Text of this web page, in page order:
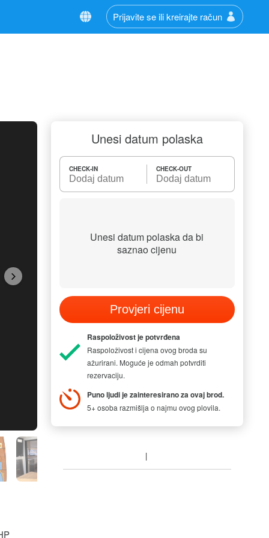
Prijavite se ili kreirajte račun
Unesi datum polaska
CHECK-IN CHECK-OUT
Unesi datum polaska da bi
saznao cijenu
Provjeri cijenu
Raspoloživost je potvrđena
Raspoloživost i cijena ovog broda su
ažurirani. Moguće je odmah potvrditi
rezervaciju.
Puno ljudi je zainteresirano za ovaj brod.
5+ osoba razmišlja o najmu ovog plovila.